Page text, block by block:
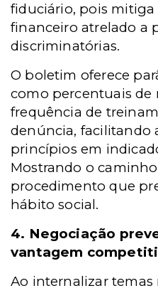
fiduciário, pois
financeiro atrelado a
discriminatórias.
O boletim oferece
como percentuais de
frequência de
denúncia, facilitando
princípios em
Mostrando o
procedimento que
hábito social.
4. Negociação
vantagem
Ao internalizar temas